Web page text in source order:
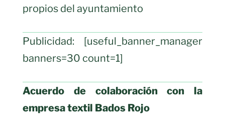
propios del ayuntamiento
Publicidad: [useful_banner_manager
banners=30 count=1]
Acuerdo de colaboración con la
empresa textil Bados Rojo